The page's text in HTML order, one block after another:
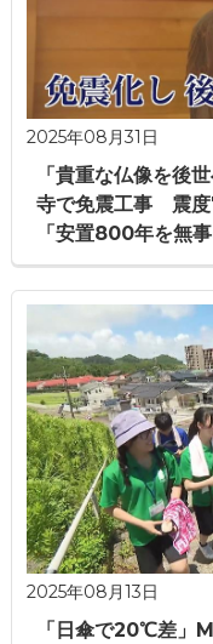
2025年08月31日
「貴重な仏像を後
寺で免震工事 震度
「安置800年を無事
2025年08月13日
「日傘で20℃差」